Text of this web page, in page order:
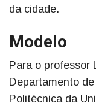
da cidade.
Modelo
Para o professor
Departamento
Politécnica da